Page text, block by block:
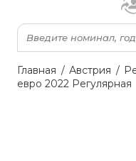
Главная Австрия
евро 2022 Регулярная